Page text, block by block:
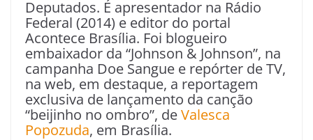
Deputados. É apresentador na Rádio
Federal (2014) e editor do portal
Acontece Brasília. Foi blogueiro
embaixador da “Johnson & Johnson”, na
campanha Doe Sangue e repórter de TV,
na web, em destaque, a reportagem
exclusiva de lançamento da canção
“beijinho no ombro”, deValesca
Popozuda, em Brasília.